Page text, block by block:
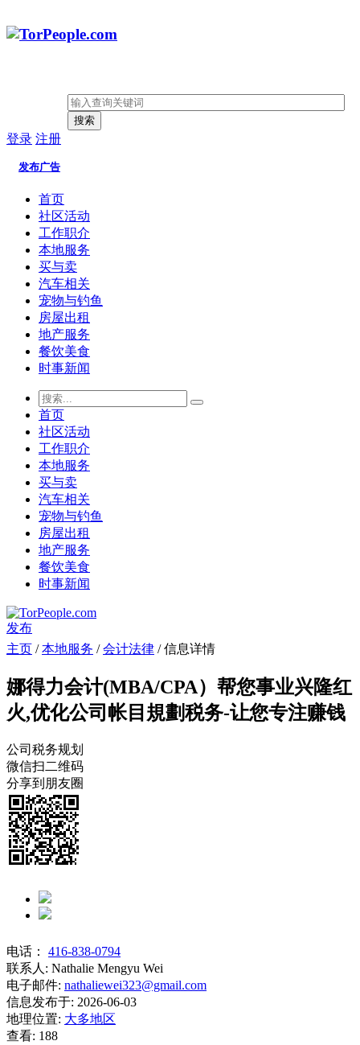
搜索
登录 注册
发布广告
首页
社区活动
工作职介
本地服务
买与卖
汽车相关
宠物与钓鱼
房屋出租
地产服务
餐饮美食
时事新闻
首页
社区活动
工作职介
本地服务
买与卖
汽车相关
宠物与钓鱼
房屋出租
地产服务
餐饮美食
时事新闻
发布
主页 /本地服务 /会计法律 / 信息详情
娜得力会计(MBA/CPA）帮您事业兴隆红
火,优化公司帐目規劃税务-让您专注赚钱
公司税务规划
微信扫二维码
分享到朋友圈
电话：
416-838-0794
联系人: Nathalie Mengyu Wei
电子邮件: nathaliewei323@gmail.com
信息发布于: 2026-06-03
地理位置: 大多地区
查看: 188